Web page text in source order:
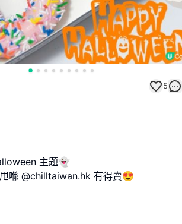
5
主題👻
喺 @chilltaiwan.hk 有得賣😍